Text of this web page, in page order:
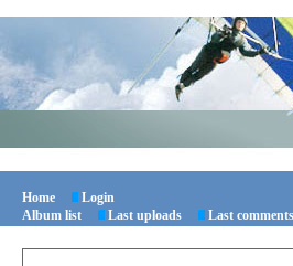
Home
Login
Album list
Last uploads Last comments